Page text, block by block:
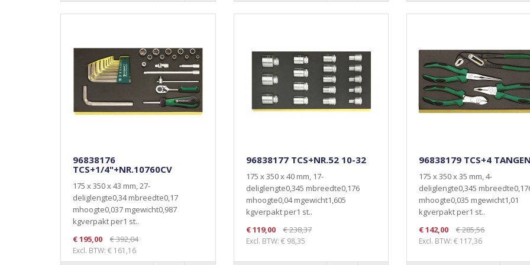
96838176
TCS+1/4"+NR.10760CV
175 x 350 x 43 mm, 27-
deliglengte0,34 mbreedte0,17
mhoogte0,037 mgewicht0,987
kgverpakt per1 st..
€ 195,00
€ 392,04
Excl. BTW: € 161,16
96838177 TCS+NR.52 10-32
175 x 350 x 40 mm, 17-
deliglengte0,345 mbreedte0,176
mhoogte0,04 mgewicht1,605
kgverpakt per1 st..
€ 119,00
€ 238,37
Excl. BTW: € 98,35
96838179 TCS+4
175 x 350 x 35 mm, 4-
deliglengte0,345
mhoogte0,035 mgewicht1,01
kgverpakt per1 st..
€ 142,00
€ 285,56
Excl. BTW: € 117,36